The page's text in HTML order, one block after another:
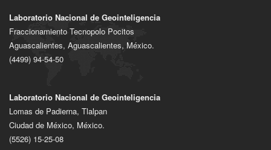
Laboratorio Nacional de Geointeligencia
Fraccionamiento Tecnopolo Pocitos
Aguascalientes, Aguascalientes, México.
(4499) 94-54-50
Laboratorio Nacional de Geointeligencia
Lomas de Padierna, Tlalpan
Ciudad de México, México.
(5526) 15-25-08